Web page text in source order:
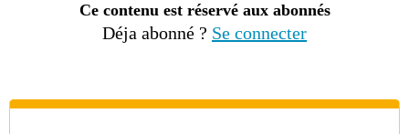
Ce contenu est réservé aux abonnés
Déja abonné ? Se connecter